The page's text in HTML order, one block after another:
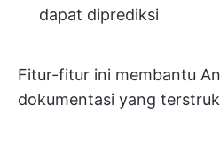
dapat diprediksi
Fitur-fitur ini membantu
dokumentasi yang